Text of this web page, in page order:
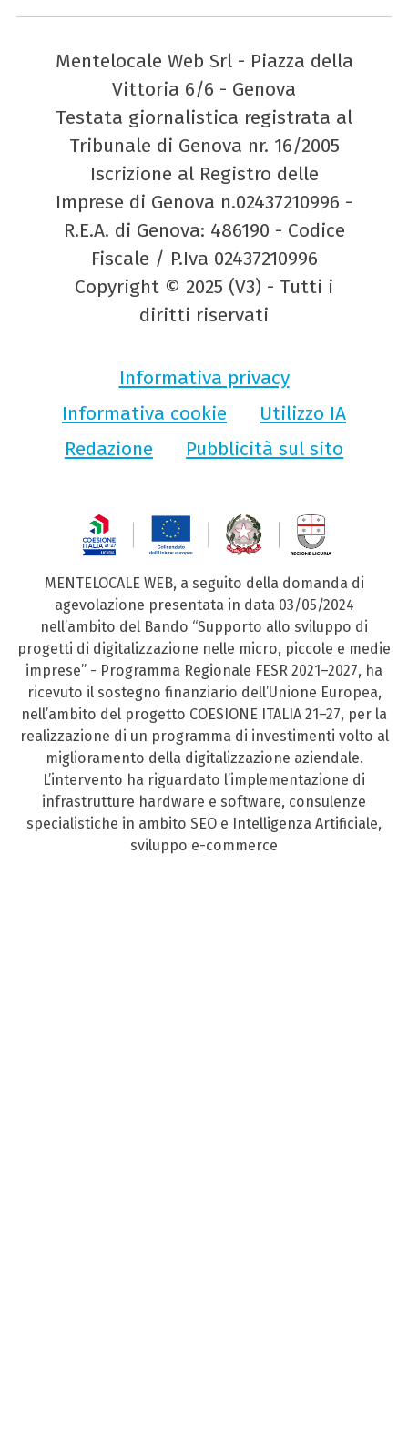
Mentelocale Web Srl - Piazza della
Vittoria 6/6 - Genova
Testata giornalistica registrata al
Tribunale di Genova nr. 16/2005
Iscrizione al Registro delle
Imprese di Genova n.02437210996 -
R.E.A. di Genova: 486190 - Codice
Fiscale / P.Iva 02437210996
Copyright © 2025 (V3) - Tutti i
diritti riservati
Informativa privacy
Informativa cookie
Utilizzo IA
Redazione
Pubblicità sul sito
MENTELOCALE WEB, a seguito della domanda di
agevolazione presentata in data 03/05/2024
nell’ambito del Bando “Supporto allo sviluppo di
progetti di digitalizzazione nelle micro, piccole e medie
imprese” - Programma Regionale FESR 2021–2027, ha
ricevuto il sostegno finanziario dell’Unione Europea,
nell’ambito del progetto COESIONE ITALIA 21–27, per la
realizzazione di un programma di investimenti volto al
miglioramento della digitalizzazione aziendale.
L’intervento ha riguardato l’implementazione di
infrastrutture hardware e software, consulenze
specialistiche in ambito SEO e Intelligenza Artificiale,
sviluppo e-commerce